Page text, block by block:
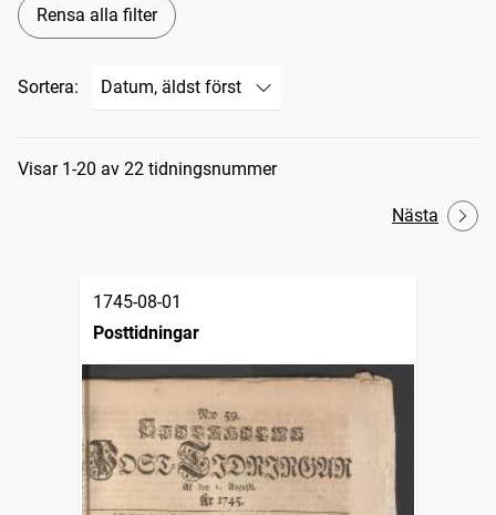
Rensa alla filter
Sortera:
Sökresultat
Visar 1-20 av 22 tidningsnummer
Nästa
1745-08-01
Posttidningar